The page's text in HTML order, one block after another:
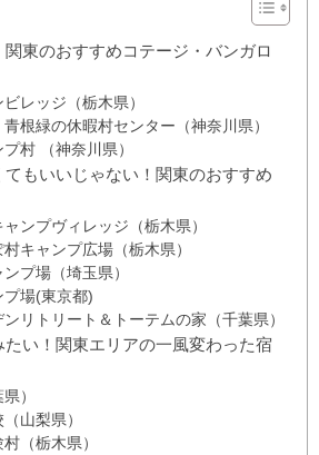
東のおすすめコテージ・バンガロ
レッジ（栃木県）
根緑の休暇村センター（神奈川県）
プ村 （神奈川県）
てもいいじゃない！関東のおすすめ
ンプヴィレッジ（栃木県）
キャンプ広場（栃木県）
プ場（埼玉県）
プ場(東京都)
リトリート＆トーテムの家（千葉県）
い！関東エリアの一風変わった宿
）
山梨県）
（栃木県）